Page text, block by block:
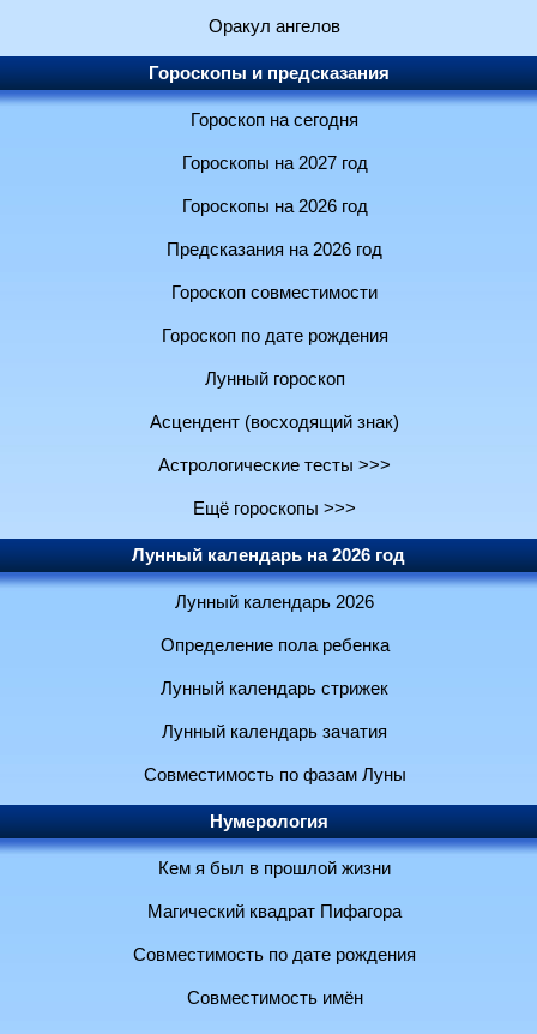
Оракул ангелов
Гороскопы и предсказания
Гороскоп на сегодня
Гороскопы на 2027 год
Гороскопы на 2026 год
Предсказания на 2026 год
Гороскоп совместимости
Гороскоп по дате рождения
Лунный гороскоп
Асцендент (восходящий знак)
Астрологические тесты >>>
Ещё гороскопы >>>
Лунный календарь на 2026 год
Лунный календарь 2026
Определение пола ребенка
Лунный календарь стрижек
Лунный календарь зачатия
Совместимость по фазам Луны
Нумерология
Кем я был в прошлой жизни
Магический квадрат Пифагора
Совместимость по дате рождения
Совместимость имён